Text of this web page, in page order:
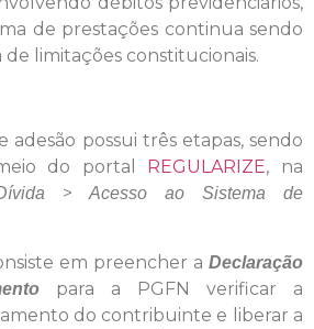
de prestações continua sendo
de limitações constitucionais.
possui três etapas, sendo
do portal
REGULARIZE, na
>Acesso ao Sistema de
em preencher a Declaração
para a PGFN verificar a
do contribuinte e liberar a